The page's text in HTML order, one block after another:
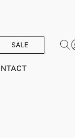
SALE